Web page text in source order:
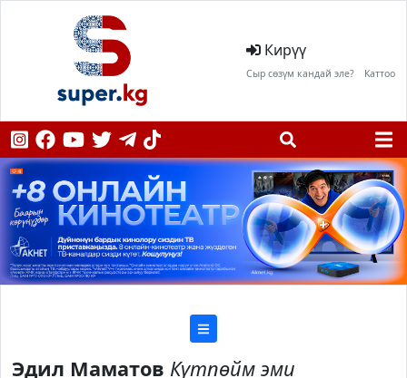
Кирүү
Сыр сөзүм кандай эле? Каттоо
Эдил Маматов Күтпөйм эми